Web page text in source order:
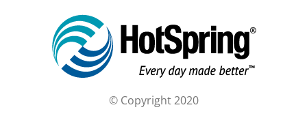
© Copyright 2020